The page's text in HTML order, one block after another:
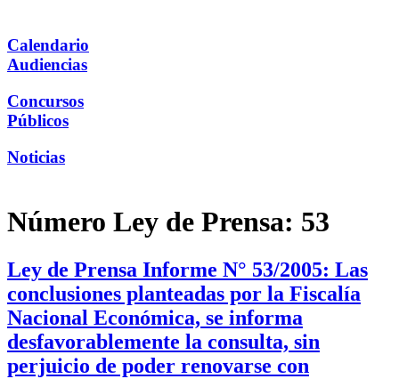
Calendario
Audiencias
Concursos
Públicos
Noticias
Número Ley de Prensa: 53
Ley de Prensa Informe N° 53/2005: Las
conclusiones planteadas por la Fiscalía
Nacional Económica, se informa
desfavorablemente la consulta, sin
perjuicio de poder renovarse con